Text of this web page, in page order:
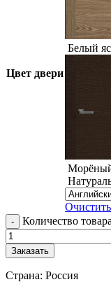
Цвет двери
Белый
Очистить
Количество
Заказать
Страна: Россия